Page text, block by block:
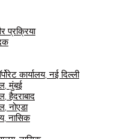
प्रक्रिया
कार्यालय, नई दिल्ली
मुंबई
हैदराबाद
नोएडा
नासिक